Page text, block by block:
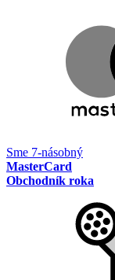
Sme 7-násobný
MasterCard
Obchodník roka